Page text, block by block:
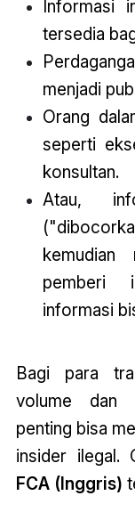
Informasi
tersedia
menjadi
Orang
seperti
konsultan.
Atau,
kemudian
pemberi
informasi
Bagi para
volume dan
penting bisa
insider ilegal.
FCA (Inggris)